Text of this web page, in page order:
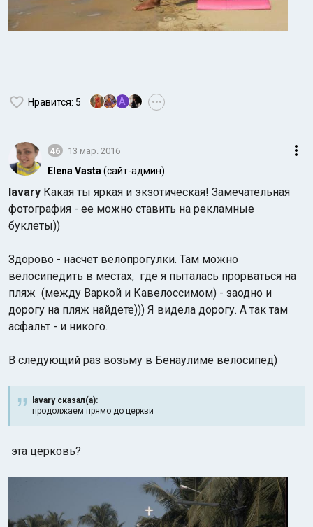
Нравится: 5 A •••
46 13 мар. 2016
Elena Vasta (сайт-админ)
lavary Какая ты яркая и экзотическая! Замечательная
фотография - ее можно ставить на рекламные
буклеты))
Здорово - насчет велопрогулки. Там можно
велосипедить в местах, где я пыталась прорваться на
пляж (между Варкой и Кавелоссимом) - заодно и
дорогу на пляж найдете))) Я видела дорогу. А так там
асфальт - и никого.
В следующий раз возьму в Бенаулиме велосипед)
lavary сказал(а):
продолжаем прямо до церкви
эта церковь?